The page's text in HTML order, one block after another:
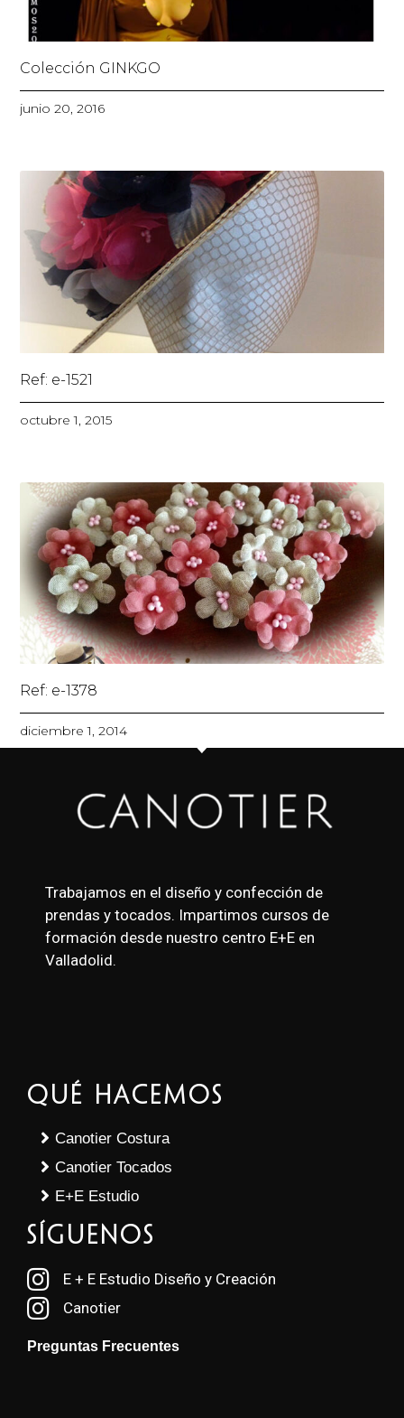
Colección GINKGO
junio 20, 2016
Ref: e-1521
octubre 1, 2015
Ref: e-1378
diciembre 1, 2014
Trabajamos en el diseño y confección de
prendas y tocados. Impartimos cursos de
formación desde nuestro centro E+E en
Valladolid.
Qué Hacemos
Canotier Costura
Canotier Tocados
E+E Estudio
SÍGUENOS
E + E Estudio Diseño y Creación
Canotier
Preguntas Frecuentes